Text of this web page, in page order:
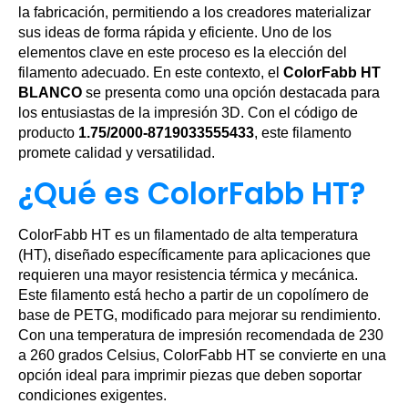
la fabricación, permitiendo a los creadores materializar
sus ideas de forma rápida y eficiente. Uno de los
elementos clave en este proceso es la elección del
filamento adecuado. En este contexto, el ColorFabb HT
BLANCO se presenta como una opción destacada para
los entusiastas de la impresión 3D. Con el código de
producto 1.75/2000-8719033555433, este filamento
promete calidad y versatilidad.
¿Qué es ColorFabb HT?
ColorFabb HT es un filamentado de alta temperatura
(HT), diseñado específicamente para aplicaciones que
requieren una mayor resistencia térmica y mecánica.
Este filamento está hecho a partir de un copolímero de
base de PETG, modificado para mejorar su rendimiento.
Con una temperatura de impresión recomendada de 230
a 260 grados Celsius, ColorFabb HT se convierte en una
opción ideal para imprimir piezas que deben soportar
condiciones exigentes.